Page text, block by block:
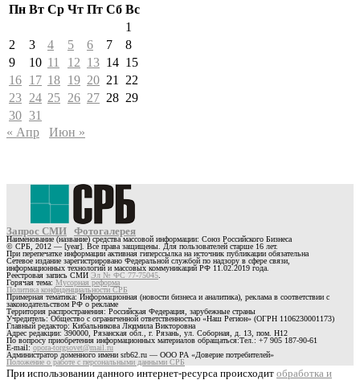
Пн Вт Ср Чт Пт Сб Вс
1
2
3 4 5 6 7
8
9
10 11 12 13 14 15
16 17 18 19 20 21
22
23 24 25 26 27 28 29
30 31
« Апр
Июн »
Запрос СМИ Фотогалерея
Наименование (название) средства массовой информации: Союз Российского Бизнеса
© СРБ, 2012 — [year]. Все права защищены. Для пользователей старше 16 лет.
При перепечатке информации активная гиперссылка на источник публикации обязательна
Сетевое издание зарегистрировано Федеральной службой по надзору в сфере связи,
информационных технологий и массовых коммуникаций РФ 11.02.2019 года.
Реестровая запись СМИ Эл № ФС 77-75045
Горячая тема: Мусорная реформа
Политика конфиденциальности СРБ
Примерная тематика: Информационная (новости бизнеса и аналитика), реклама в соответствии с
законодательством РФ о рекламе
Территория распространения: Российская Федерация, зарубежные страны
Учредитель: Общество с ограниченной ответственностью «Наш Регион» (ОГРН 1106230001173)
Главный редактор: Кибальникова Людмила Викторовна
Адрес редакции: 390000, Рязанская обл., г. Рязань, ул. Соборная, д. 13, пом. Н12
По вопросу приобретения информационных материалов обращаться:Тел.: +7 905 187-90-61
E-mail:opora-torgsovet@mail.ru
Администратор доменного имени srb62.ru — ООО РА «Доверие потребителей»
Положение о работе с персональными данными СРБ
При использовании данного интернет-ресурса происходит обработка и